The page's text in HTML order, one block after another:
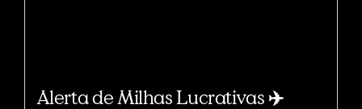
Alerta de Milhas Lucrativas ✈️